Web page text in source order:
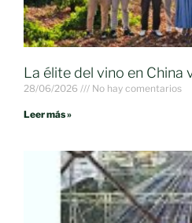
La élite del vino en China
28/06/2026 No hay comentarios
Leer más »